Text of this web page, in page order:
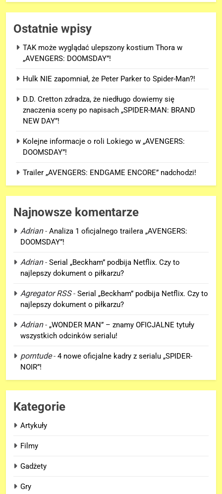
Ostatnie wpisy
TAK może wyglądać ulepszony kostium Thora w
„AVENGERS: DOOMSDAY”!
Hulk NIE zapomniał, że Peter Parker to Spider-Man?!
D.D. Cretton zdradza, że niedługo dowiemy się
znaczenia sceny po napisach „SPIDER-MAN: BRAND
NEW DAY”!
Kolejne informacje o roli Lokiego w „AVENGERS:
DOOMSDAY”!
Trailer „AVENGERS: ENDGAME ENCORE” nadchodzi!
Najnowsze komentarze
Adrian- Analiza 1 oficjalnego trailera „AVENGERS:
DOOMSDAY”!
Adrian- Serial „Beckham” podbija Netflix. Czy to
najlepszy dokument o piłkarzu?
Agregator RSS- Serial „Beckham” podbija Netflix. Czy to
najlepszy dokument o piłkarzu?
Adrian- „WONDER MAN” – znamy OFICJALNE tytuły
wszystkich odcinków serialu!
porntude- 4 nowe oficjalne kadry z serialu „SPIDER-
NOIR”!
Kategorie
Artykuły
Filmy
Gadżety
Gry
Trailer „AVENGERS: ENDGAME
ENCORE” nadchodzi!
FILMY
6
Wiemy KTO stoi za niesamowitą
FILMY